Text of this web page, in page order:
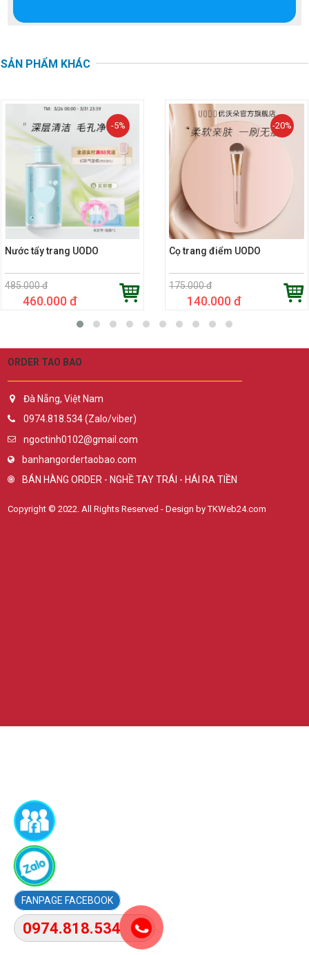
SẢN PHẨM KHÁC
-5%
Nước tẩy trang UODO
485.000 đ
460.000 đ
-20%
Cọ trang điểm UODO
175.000 đ
140.000 đ
ORDER TAO BAO
Đà Nẵng, Việt Nam
0974.818.534 (Zalo/viber)
ngoctinh0102@gmail.com
banhangordertaobao.com
BÁN HÀNG ORDER - NGHỀ TAY TRÁI - HÁI RA TIỀN
Copyright © 2022. All Rights Reserved - Design by TKWeb24.com
0974.818.534
FACEBOOK